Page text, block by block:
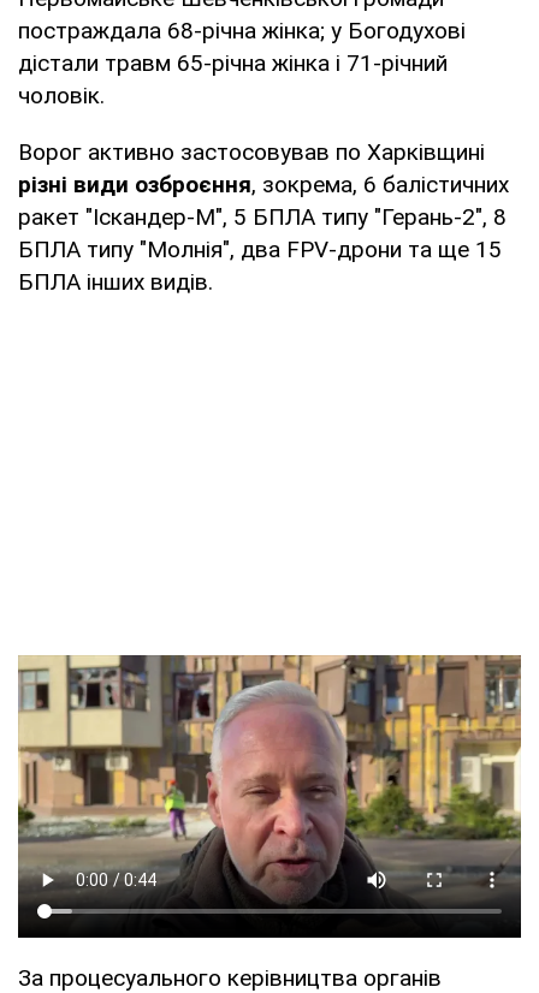
постраждала 68-річна жінка; у Богодухові
дістали травм 65-річна жінка і 71-річний
чоловік.
Ворог активно застосовував по Харківщині
різні види озброєння, зокрема, 6 балістичних
ракет "Іскандер-М", 5 БПЛА типу "Герань-2", 8
БПЛА типу "Молнія", два FPV-дрони та ще 15
БПЛА інших видів.
За процесуального керівництва органів